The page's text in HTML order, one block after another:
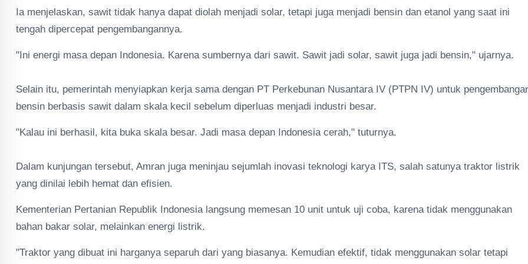
Ia menjelaskan, sawit tidak hanya dapat diolah menjadi solar, tetapi juga menjadi bensin dan etanol yang saat ini
tengah dipercepat pengembangannya.
"Ini energi masa depan Indonesia. Karena sumbernya dari sawit. Sawit jadi solar, sawit juga jadi bensin," ujarnya.
Selain itu, pemerintah menyiapkan kerja sama dengan PT Perkebunan Nusantara IV (PTPN IV) untuk
bensin berbasis sawit dalam skala kecil sebelum diperluas menjadi industri besar.
"Kalau ini berhasil, kita buka skala besar. Jadi masa depan Indonesia cerah," tuturnya.
Dalam kunjungan tersebut, Amran juga meninjau sejumlah inovasi teknologi karya ITS, salah satunya traktor listrik
yang dinilai lebih hemat dan efisien.
Kementerian Pertanian Republik Indonesia langsung memesan 10 unit untuk uji coba, karena tidak menggunakan
bahan bakar solar, melainkan energi listrik.
"Traktor yang dibuat ini harganya separuh dari yang biasanya. Kemudian efektif, tidak menggunakan solar tetapi